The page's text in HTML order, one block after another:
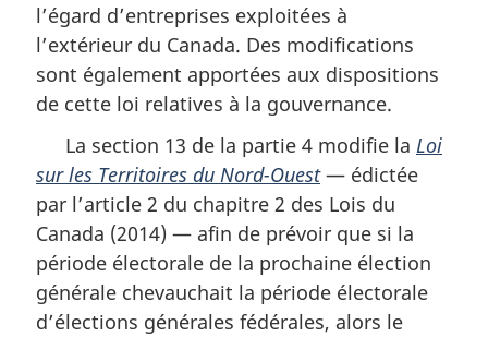
l’égard d’entreprises exploitées à
l’extérieur du Canada. Des modifications
sont également apportées aux dispositions
de cette loi relatives à la gouvernance.
La section 13 de la partie 4 modifie la Loi
sur les Territoires du Nord-Ouest— édictée
par l’article 2 du chapitre 2 des Lois du
Canada (2014) — afin de prévoir que si la
période électorale de la prochaine élection
générale chevauchait la période électorale
d’élections générales fédérales, alors le